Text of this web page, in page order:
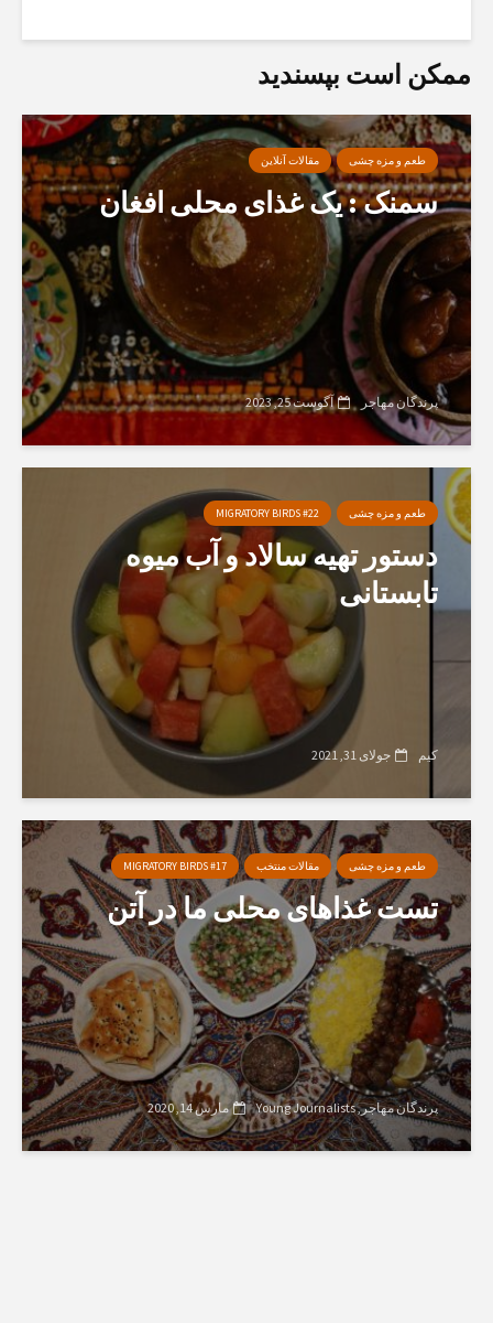
ممکن است بپسندید
طعم و مزه چشی مقالات آنلاین
سمنک : یک غذای محلی افغان
پرندگان مهاجر آگوست 25, 2023
طعم و مزه چشی MIGRATORY BIRDS #22
دستور تهیه سالاد و آب میوه
تابستانی
کیم جولای 31, 2021
طعم و مزه چشی مقالات منتخب MIGRATORY BIRDS #17
تست غذاهای محلی ما در آتن
پرندگان مهاجر Young Journalists مارس 14, 2020